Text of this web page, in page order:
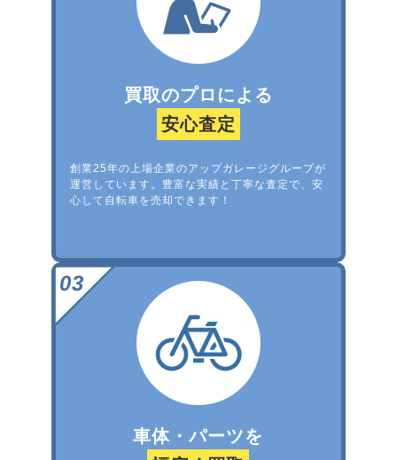
買取のプロによる
安心査定
創業25年の上場企業のアップガレージグループが
運営しています。豊富な実績と丁寧な査定で、安
心して自転車を売却できます！
車体・パーツを